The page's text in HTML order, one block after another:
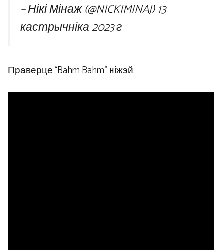
– Нікі Мінаж (@NICKIMINAJ)13
кастрычніка 2023 г
Праверце “Bahm Bahm” ніжэй: